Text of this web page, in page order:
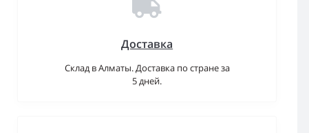
Доставка
Склад в Алматы. Доставка по стране за
5 дней.